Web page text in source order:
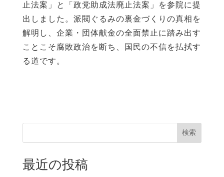
止法案」と「政党助成法廃止法案」を参院に提
出しました。派閥ぐるみの裏金づくりの真相を
解明し、企業・団体献金の全面禁止に踏み出す
ことこそ腐敗政治を断ち、国民の不信を払拭す
る道です。
検索
最近の投稿